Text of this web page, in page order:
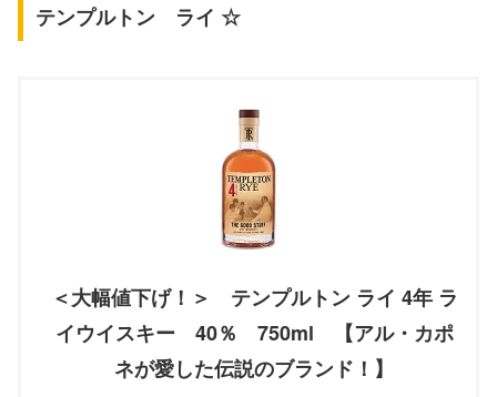
テンプルトン ライ ☆
＜大幅値下げ！＞ テンプルトン ライ 4年 ラ
イウイスキー 40％ 750ml 【アル・カポ
ネが愛した伝説のブランド！】